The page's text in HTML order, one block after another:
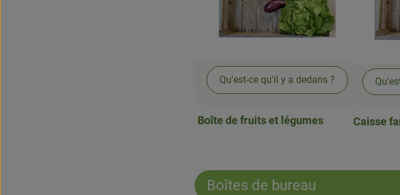
Qu'est-ce qu'il y a dedans ?
Boîte de fruits et légumes Caisse
Boîtes de bureau